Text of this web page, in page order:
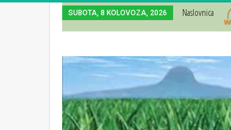
SUBOTA, 8 KOLOVOZA, 2026 Naslovnica